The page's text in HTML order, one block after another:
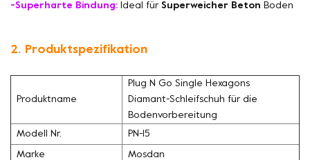
-Superharte Bindung: Ideal für Superweicher Beton Boden
2. Produktspezifikation
Produktname
Plug N Go Single Hexagons
Diamant-Schleifschuh für die
Bodenvorbereitung
Modell Nr. PN-15
Marke Mosdan